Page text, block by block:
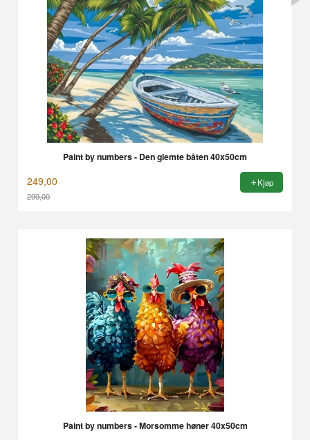
Paint by numbers - Den glemte båten 40x50cm
249,00
299,00
Kjøp
Paint by numbers - Morsomme høner 40x50cm